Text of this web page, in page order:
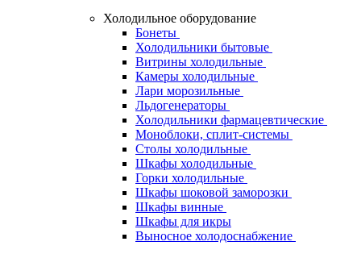
Холодильное оборудование
Бонеты
Холодильники бытовые
Витрины холодильные
Камеры холодильные
Лари морозильные
Льдогенераторы
Холодильники фармацевтические
Моноблоки, сплит-системы
Столы холодильные
Шкафы холодильные
Горки холодильные
Шкафы шоковой заморозки
Шкафы винные
Шкафы для икры
Выносное холодоснабжение